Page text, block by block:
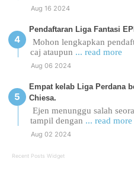
Aug 16 2024
Pendaftaran Liga Fantasi
Mohon lengkapkan
caj ataupun ... read more
Aug 06 2024
Empat kelab Liga Perdana
Chiesa.
Ejen menunggu salah
tampil dengan ... read more
Aug 02 2024
Recent Posts Widget